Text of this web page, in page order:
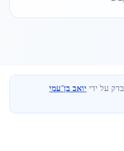
על ידי יואב בן־עמי